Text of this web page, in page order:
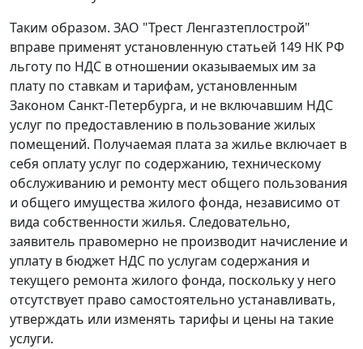
Таким образом. ЗАО "Трест Ленгазтеплострой"
вправе применят установленную статьей 149 НК РФ
льготу по НДС в отношении оказываемых им за
плату по ставкам и тарифам, установленным
Законом Санкт-Петербурга, и не включавшим НДС
услуг по предоставлению в пользование жилых
помещений. Получаемая плата за жилье включает в
себя оплату услуг по содержанию, техническому
обслуживанию и ремонту мест общего пользования
и общего имущества жилого фонда, независимо от
вида собственности жилья. Следовательно,
заявитель правомерно не производит начисление и
уплату в бюджет НДС по услугам содержания и
текущего ремонта жилого фонда, поскольку у него
отсутствует право самостоятельно устанавливать,
утверждать или изменять тарифы и цены на такие
услуги.